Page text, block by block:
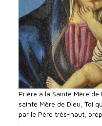
Prière à la Sainte Mère de
sainte Mère de Dieu, Toi
par le Père très-haut,